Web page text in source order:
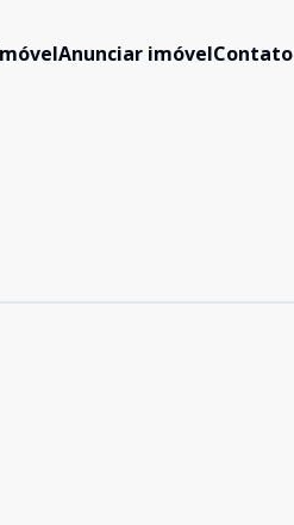
Anunciar imóvelContato